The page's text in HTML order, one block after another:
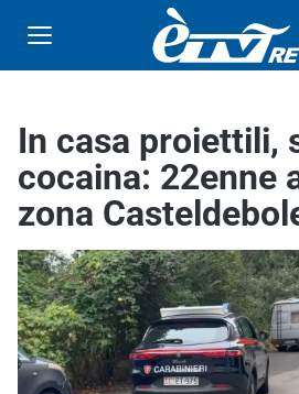
In casa proiettili,
cocaina: 22enne
zona